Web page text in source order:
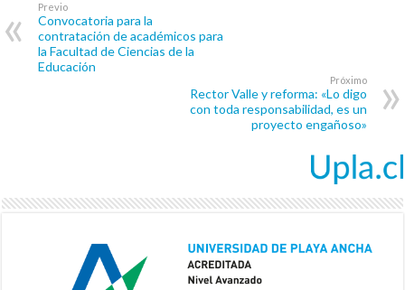
Previo
Convocatoria para la
contratación de académicos para
la Facultad de Ciencias de la
Educación
Próximo
Rector Valle y reforma: «Lo digo
con toda responsabilidad, es un
proyecto engañoso»